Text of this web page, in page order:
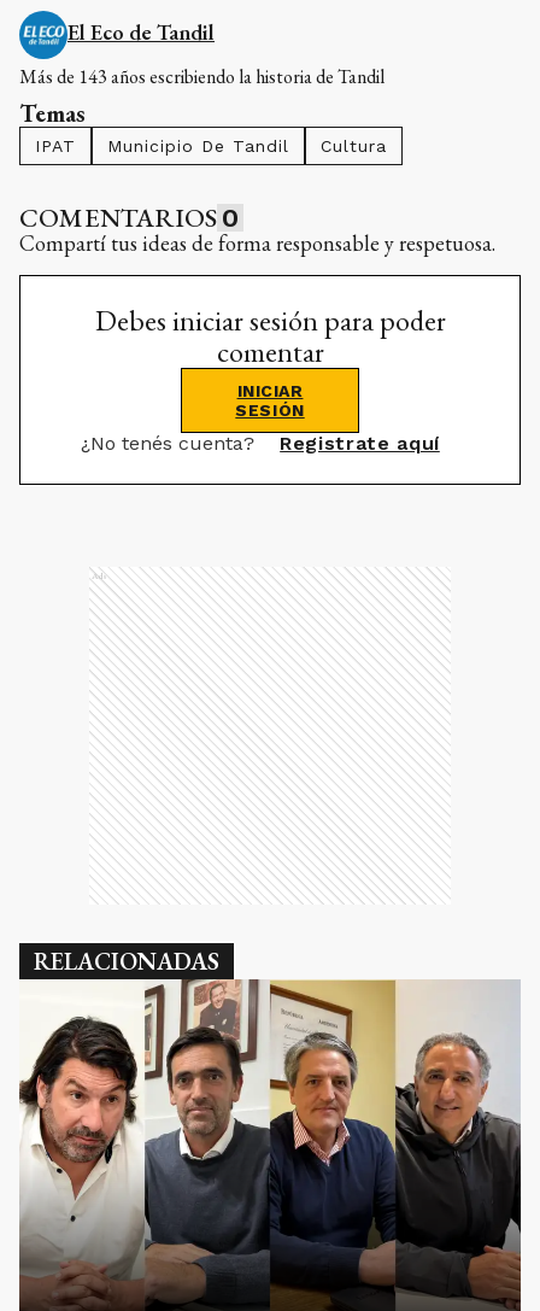
El Eco de Tandil
Más de 143 años escribiendo la historia de Tandil
Temas
IPAT Municipio De Tandil Cultura
COMENTARIOS 0
Compartí tus ideas de forma responsable y respetuosa.
Debes iniciar sesión para poder
comentar
INICIAR
SESIÓN
¿No tenés cuenta? Registrate aquí
Ads
RELACIONADAS